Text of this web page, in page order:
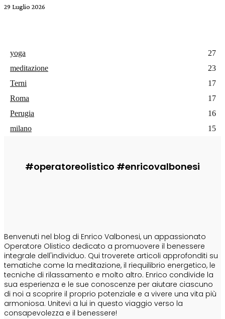
29 Luglio 2026
yoga
27
meditazione
23
Terni
17
Roma
17
Perugia
16
milano
15
#operatoreolistico #enricovalbonesi
Benvenuti nel blog di Enrico Valbonesi, un appassionato
Operatore Olistico dedicato a promuovere il benessere
integrale dell'individuo. Qui troverete articoli approfonditi su
tematiche come la meditazione, il riequilibrio energetico, le
tecniche di rilassamento e molto altro. Enrico condivide la
sua esperienza e le sue conoscenze per aiutare ciascuno
di noi a scoprire il proprio potenziale e a vivere una vita più
armoniosa. Unitevi a lui in questo viaggio verso la
consapevolezza e il benessere!